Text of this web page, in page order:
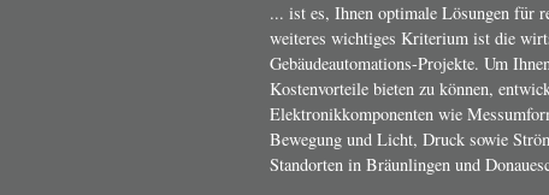
... ist es, Ihnen optimale Lösungen für
weiteres wichtiges Kriterium ist die
Gebäudeautomations-Projekte. Um
Kostenvorteile bieten zu können,
Elektronikkomponenten wie
Bewegung und Licht, Druck sowie
Standorten in Bräunlingen und